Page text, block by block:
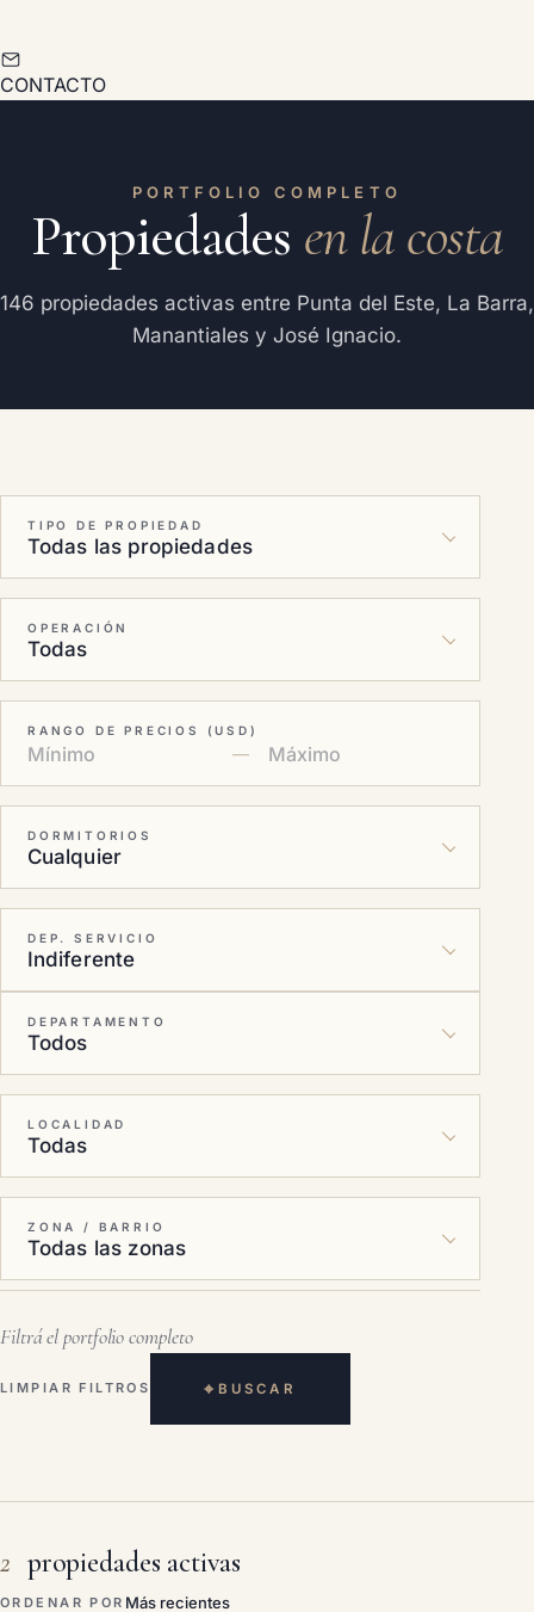
CONTACTO
PORTFOLIO COMPLETO
Propiedades en la costa
146 propiedades activas entre Punta del Este, La Barra,
Manantiales y José Ignacio.
TIPO DE PROPIEDAD
OPERACIÓN
RANGO DE PRECIOS (USD)
—
DORMITORIOS
DEP. SERVICIO
DEPARTAMENTO
LOCALIDAD
ZONA / BARRIO
Filtrá el portfolio completo
LIMPIAR FILTROS ⌖ BUSCAR
2 propiedades activas
ORDENAR POR